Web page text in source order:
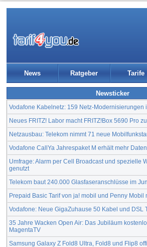
News Ratgeber Tarife
Newsticker
Vodafone Kabelnetz: 159 Netz-Modernisierungen
Neues FRITZ! Labor macht FRITZ!Box 5690 Pro
Netzausbau: Telekom nimmt 71 neue
Vodafone CallYa Jahrespaket M erhält mehr
Umfrage: Alarm per Cell Broadcast und spezielle
genutzt
Telekom baut 240.000 Glasfaseranschlüsse im
Prepaid Basic Tarif von ja! mobil und Penny Mobil
Vodafone: Neue GigaZuhause 50 Kabel und DSL
35 Jahre Wacken Open Air: Das Jubiläum
MagentaTV
Samsung Galaxy Z Fold8 Ultra, Fold8 und Flip8